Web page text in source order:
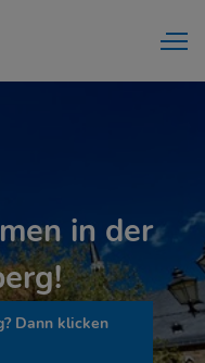
in der
Dann klicken